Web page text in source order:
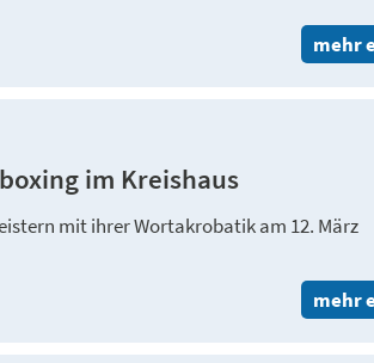
mehr
im Kreishaus
mit ihrer Wortakrobatik am 12. März
mehr